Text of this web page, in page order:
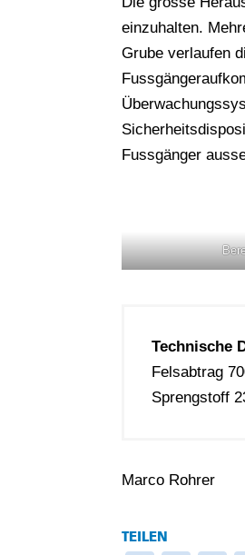
einzuhalten.
Grube verlaufen
Fussgänger
Technische
Felsabtrag
Sprengstoff
Marco Rohrer
TEILEN